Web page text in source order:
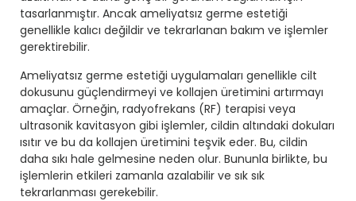
tasarlanmıştır. Ancak ameliyatsız germe estetiği
genellikle kalıcı değildir ve tekrarlanan bakım ve işlemler
gerektirebilir.
Ameliyatsız germe estetiği uygulamaları genellikle cilt
dokusunu güçlendirmeyi ve kollajen üretimini artırmayı
amaçlar. Örneğin, radyofrekans (RF) terapisi veya
ultrasonik kavitasyon gibi işlemler, cildin altındaki dokuları
ısıtır ve bu da kollajen üretimini teşvik eder. Bu, cildin
daha sıkı hale gelmesine neden olur. Bununla birlikte, bu
işlemlerin etkileri zamanla azalabilir ve sık sık
tekrarlanması gerekebilir.